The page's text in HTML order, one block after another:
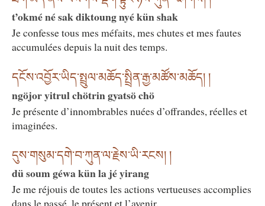
t’okmé né sak diktoung nyé kün shak
Je confesse tous mes méfaits, mes chutes et mes fautes
accumulées depuis la nuit des temps.
དངོས་འབྱོར་ཡིད་སྤྲུལ་མཆོད་སྤྲིན་རྒྱ་མཚོས་མཆོད། །
ngöjor yitrul chötrin gyatsö chö
Je présente d’innombrables nuées d’offrandes, réelles et
imaginées.
དུས་གསུམ་དགེ་བ་ཀུན་ལ་རྗེས་ཡི་རངས། །
dü soum géwa kün la jé yirang
Je me réjouis de toutes les actions vertueuses accomplies
dans le passé, le présent et l’avenir.